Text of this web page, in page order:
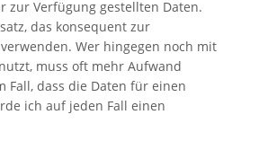
zur Verfügung gestellten Daten.
das konsequent zur
Wer hingegen noch mit
muss oft mehr Aufwand
dass die Daten für einen
ich auf jeden Fall einen